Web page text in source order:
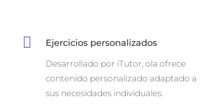
 Ejercicios personalizados
Desarrollado por iTutor, ola ofrece
contenido personalizado adaptado a
sus necesidades individuales.